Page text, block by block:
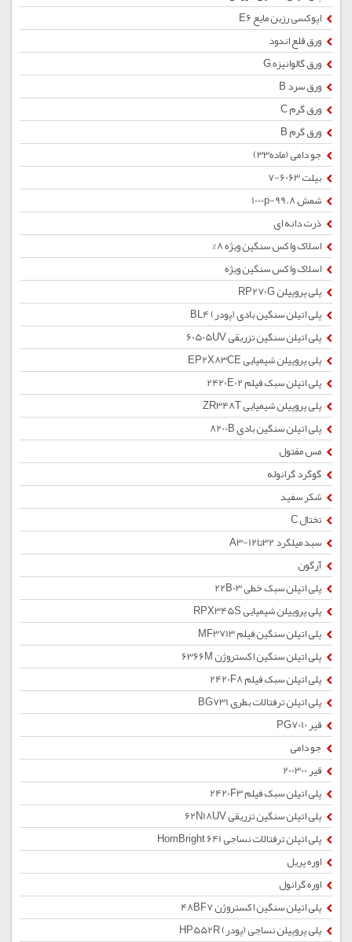
اپوکسی رزین مایع E6
ورق قلع اندود
ورق گالوانیزه G
ورق سرد B
ورق گرم C
ورق گرم B
جو دامی (ماده33)
بیلت 6063-7
شمش 1000p-99.8
ذرت دانه ای
اسلاک واکس سنگین ویژه 8%
اسلاک واکس سنگین ویژه
پلی پروپیلن RP270G
پلی اتیلن سنگین بادی (پودر) BL4
پلی اتیلن سنگین تزریقی 60505UV
پلی پروپیلن شیمیایی EP2X83CE
پلی اتیلن سبک فیلم 2420E02
پلی پروپیلن شیمیایی ZR348T
پلی اتیلن سنگین بادی 8200B
مس مفتول
گوگرد گرانوله
شکر سفید
تختال C
سبد میلگرد 32تا12-A3
آرگون
پلی اتیلن سبک خطی 22B03
پلی پروپیلن شیمیایی RPX345S
پلی اتیلن سنگین فیلم MF3713
پلی اتیلن سنگین اکستروژن 6366M
پلی اتیلن سبک فیلم 2420F8
پلی اتیلن ترفتالات بطری BG731
قیر PG7010
جو دامی
قیر 200300
پلی اتیلن سبک فیلم 2420F3
پلی اتیلن سنگین تزریقی 62N18UV
پلی اتیلن ترفتالات نساجی HomBright 641
اوره پریل
اوره گرانول
پلی اتیلن سنگین اکستروژن 48BF7
پلی پروپیلن نساجی (پودر) HP552R